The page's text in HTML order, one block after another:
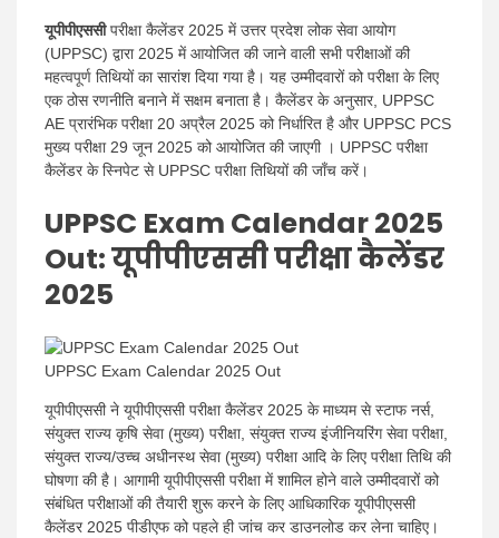
यूपीपीएससीपरीक्षा कैलेंडर 2025 में उत्तर प्रदेश लोक सेवा आयोग
(UPPSC) द्वारा 2025 में आयोजित की जाने वाली सभी परीक्षाओं की
महत्वपूर्ण तिथियों का सारांश दिया गया है। यह उम्मीदवारों को परीक्षा के लिए
एक ठोस रणनीति बनाने में सक्षम बनाता है। कैलेंडर के अनुसार, UPPSC
AE प्रारंभिक परीक्षा 20 अप्रैल 2025 को निर्धारित है और UPPSC PCS
मुख्य परीक्षा 29 जून 2025 को आयोजित की जाएगी । UPPSC परीक्षा
कैलेंडर के स्निपेट से UPPSC परीक्षा तिथियों की जाँच करें।
UPPSC Exam Calendar 2025
Out:यूपीपीएससी परीक्षा कैलेंडर
2025
UPPSC Exam Calendar 2025 Out
यूपीपीएससी ने यूपीपीएससी परीक्षा कैलेंडर 2025 के माध्यम से स्टाफ नर्स,
संयुक्त राज्य कृषि सेवा (मुख्य) परीक्षा, संयुक्त राज्य इंजीनियरिंग सेवा परीक्षा,
संयुक्त राज्य/उच्च अधीनस्थ सेवा (मुख्य) परीक्षा आदि के लिए परीक्षा तिथि की
घोषणा की है। आगामी यूपीपीएससी परीक्षा में शामिल होने वाले उम्मीदवारों को
संबंधित परीक्षाओं की तैयारी शुरू करने के लिए आधिकारिक यूपीपीएससी
कैलेंडर 2025 पीडीएफ को पहले ही जांच कर डाउनलोड कर लेना चाहिए।